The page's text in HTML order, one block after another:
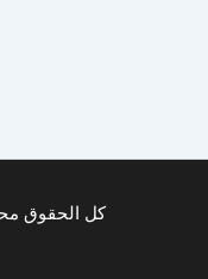
كل الحقوق محفوظة ©